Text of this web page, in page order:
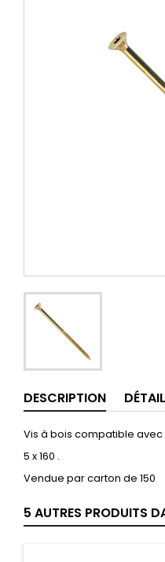
DESCRIPTION
Vis à bois compatible avec
5 x 160 .
Vendue par carton de 150
5 AUTRES PRODUITS